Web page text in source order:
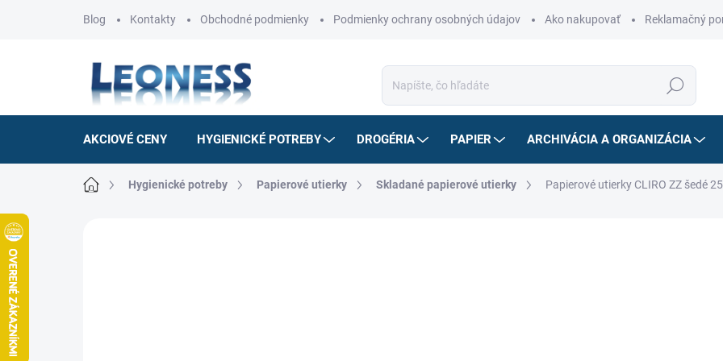
Blog Kontakty Obchodné podmienky Podmienky ochrany osobných údajov Ako nakupovať Reklamačný
Hľadať
AKCIOVÉ CENY HYGIENICKÉ POTREBY DROGÉRIA PAPIER ARCHIVÁCIA A ORGANIZÁCIA
DomovHygienické potreby Papierové utierky Skladané papierové utierky Papierové utierky CLIRO ZZ šedé